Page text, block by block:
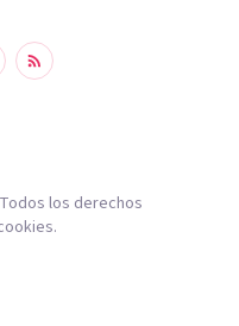
los derechos
.